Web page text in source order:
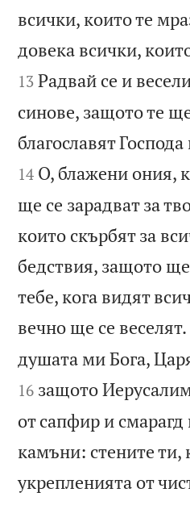
всички, които те
довека всички,
13 Радвай се и
синове, защото те
благославят
14 О, блажени ония,
ще се зарадват за
които скърбят за
бедствия, защото
тебе, кога видят
вечно ще се веселят.
душата ми Бога,
16 защото
от сапфир и
камъни: стените ти,
укрепленията от